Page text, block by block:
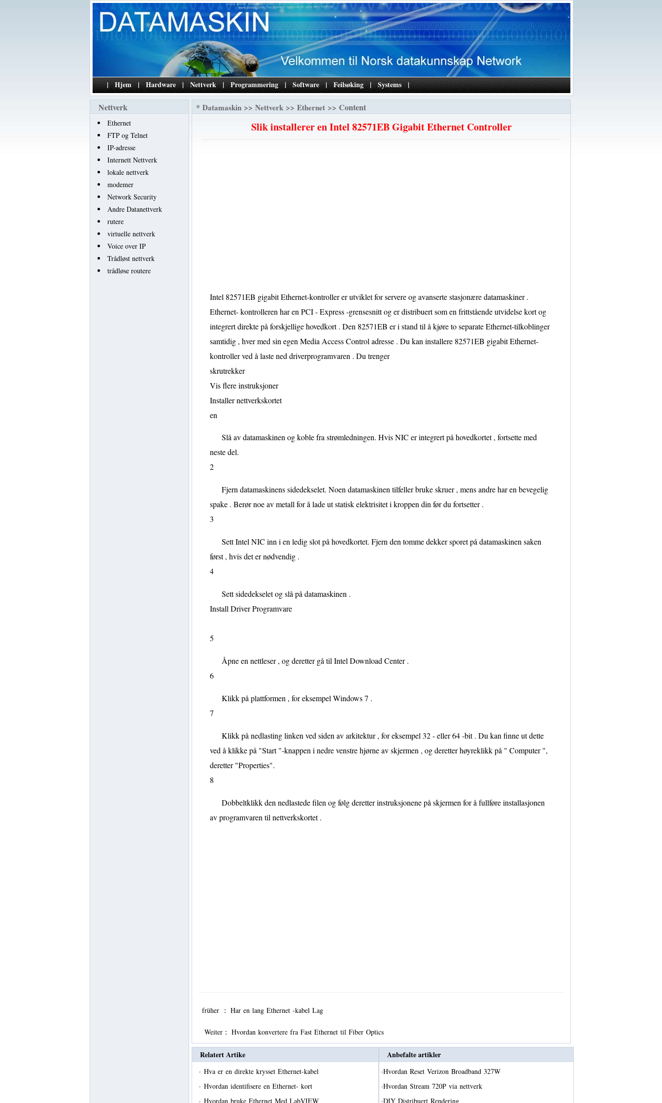
| Hjem | Hardware | Nettverk | Programmering | Software | Feilsøking | Systems |
Nettverk
Ethernet
FTP og Telnet
IP-adresse
Internett Nettverk
lokale nettverk
modemer
Network Security
Andre Datanettverk
rutere
virtuelle nettverk
Voice over IP
Trådløst nettverk
trådløse routere
* Datamaskin >> Nettverk >> Ethernet >> Content
Slik installerer en Intel 82571EB Gigabit Ethernet Controller
Intel 82571EB gigabit Ethernet-kontroller er utviklet for servere og avanserte stasjonære datamaskiner .
Ethernet- kontrolleren har en PCI - Express -grensesnitt og er distribuert som en frittstående utvidelse kort og
integrert direkte på forskjellige hovedkort . Den 82571EB er i stand til å kjøre to separate Ethernet-tilkoblinger
samtidig , hver med sin egen Media Access Control adresse . Du kan installere 82571EB gigabit Ethernet-
kontroller ved å laste ned driverprogramvaren . Du trenger
skrutrekker
Vis flere instruksjoner
Installer nettverkskortet
en
Slå av datamaskinen og koble fra strømledningen. Hvis NIC er integrert på hovedkortet , fortsette med
neste del.
2
Fjern datamaskinens sidedekselet. Noen datamaskinen tilfeller bruke skruer , mens andre har en bevegelig
spake . Berør noe av metall for å lade ut statisk elektrisitet i kroppen din før du fortsetter .
3
Sett Intel NIC inn i en ledig slot på hovedkortet. Fjern den tomme dekker sporet på datamaskinen saken
først , hvis det er nødvendig .
4
Sett sidedekselet og slå på datamaskinen .
Install Driver Programvare
5
Åpne en nettleser , og deretter gå til Intel Download Center .
6
Klikk på plattformen , for eksempel Windows 7 .
7
Klikk på nedlasting linken ved siden av arkitektur , for eksempel 32 - eller 64 -bit . Du kan finne ut dette
ved å klikke på "Start "-knappen i nedre venstre hjørne av skjermen , og deretter høyreklikk på " Computer ",
deretter "Properties".
8
Dobbeltklikk den nedlastede filen og følg deretter instruksjonene på skjermen for å fullføre installasjonen
av programvaren til nettverkskortet .
früher ： Har en lang Ethernet -kabel Lag
Weiter： Hvordan konvertere fra Fast Ethernet til Fiber Optics
Relatert Artike
· Hva er en direkte krysset Ethernet-kabel
· Hvordan identifisere en Ethernet- kort
· Hvordan bruke Ethernet Med LabVIEW
Anbefalte artikler
·Hvordan Reset Verizon Broadband 327W
·Hvordan Stream 720P via nettverk
·DIY Distribuert Rendering